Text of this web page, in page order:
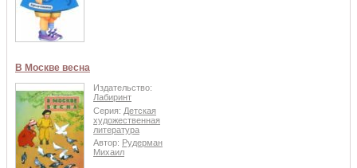
В Москве весна
Издательство:
Лабиринт
Серия: Детская
художественная
литература
Автор: Рудерман
Михаил